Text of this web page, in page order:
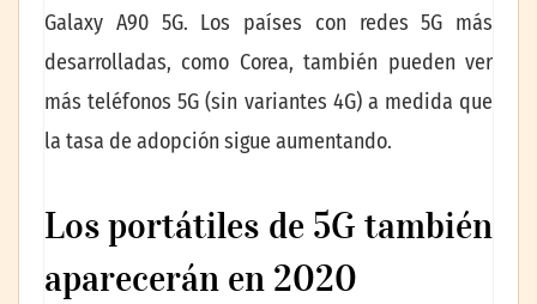
Galaxy A90 5G. Los países con redes 5G más
desarrolladas, como Corea, también pueden ver
más teléfonos 5G (sin variantes 4G) a medida que
la tasa de adopción sigue aumentando.
Los portátiles de 5G también
aparecerán en 2020